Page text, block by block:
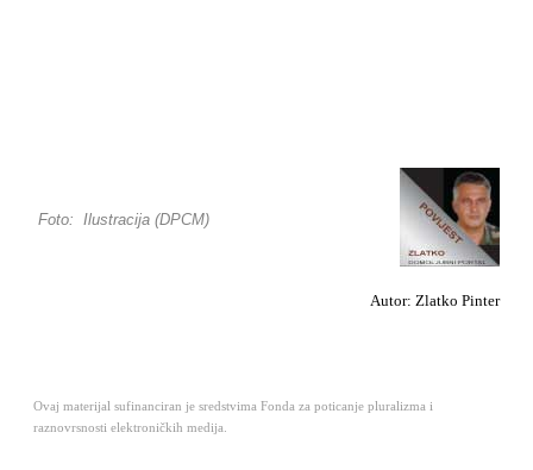
Foto: Ilustracija (DPCM)
Autor: Zlatko Pinter
Ovaj materijal sufinanciran je sredstvima Fonda za poticanje pluralizma i
raznovrsnosti elektroničkih medija.